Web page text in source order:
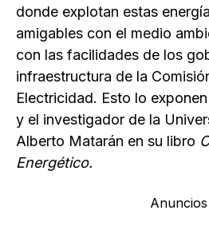
donde explotan estas
amigables con el medio
con las facilidades de los
infraestructura de la
Electricidad. Esto lo
y el investigador de la
Alberto Matarán en su libro
Energético.
Anuncios